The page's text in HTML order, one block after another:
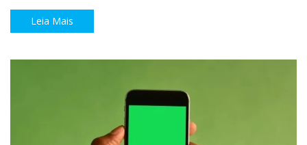
Leia Mais